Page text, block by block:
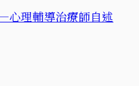
理輔導治療師自述